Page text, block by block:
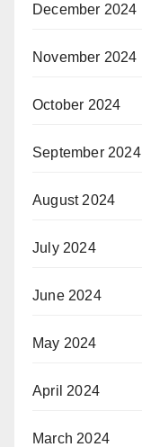
December 2024
November 2024
October 2024
September 2024
August 2024
July 2024
June 2024
May 2024
April 2024
March 2024